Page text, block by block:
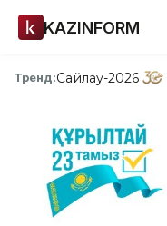
KAZINFORM
Тренд:Сайлау-2026